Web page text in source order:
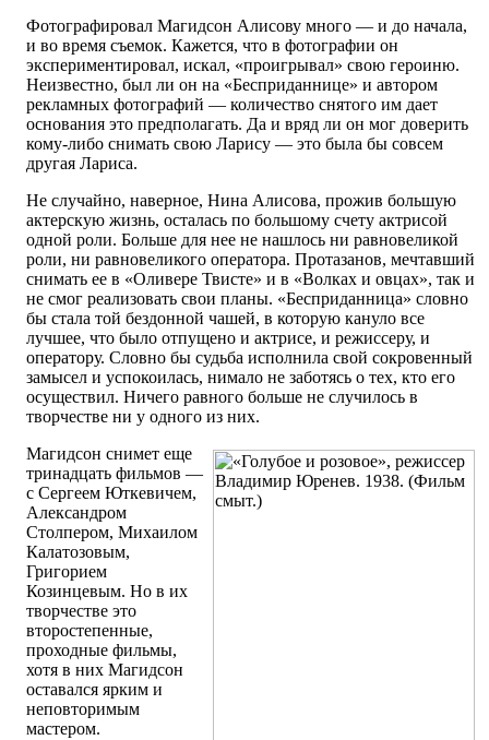
Фотографировал Магидсон Алисову много — и до начала,
и во время съемок. Кажется, что в фотографии он
экспериментировал, искал, «проигрывал» свою героиню.
Неизвестно, был ли он на «Бесприданнице» и автором
рекламных фотографий — количество снятого им дает
основания это предполагать. Да и вряд ли он мог доверить
кому-либо снимать свою Ларису — это была бы совсем
другая Лариса.
Не случайно, наверное, Нина Алисова, прожив большую
актерскую жизнь, осталась по большому счету актрисой
одной роли. Больше для нее не нашлось ни равновеликой
роли, ни равновеликого оператора. Протазанов, мечтавший
снимать ее в «Оливере Твисте» и в «Волках и овцах», так и
не смог реализовать свои планы. «Бесприданница» словно
бы стала той бездонной чашей, в которую кануло все
лучшее, что было отпущено и актрисе, и режиссеру, и
оператору. Словно бы судьба исполнила свой сокровенный
замысел и успокоилась, нимало не заботясь о тех, кто его
осуществил. Ничего равного больше не случилось в
творчестве ни у одного из них.
Магидсон снимет еще
тринадцать фильмов —
с Сергеем Юткевичем,
Александром
Столпером, Михаилом
Калатозовым,
Григорием
Козинцевым. Но в их
творчестве это
второстепенные,
проходные фильмы,
хотя в них Магидсон
оставался ярким и
неповторимым
мастером.